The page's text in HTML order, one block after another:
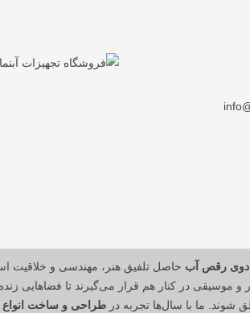
رقص آب حاصل تلفیق هنر، مهندسی و خلاقیت
و موسیقی در کنار هم قرار می‌گیرند تا فضاهایی
شوند. ما با سال‌ها تجربه در طراحی و ساخت انواع